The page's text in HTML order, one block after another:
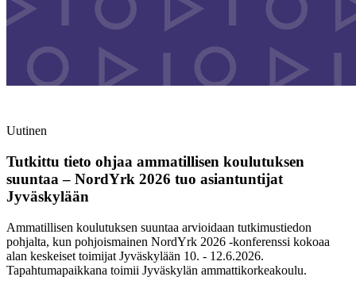
Uutinen
Tutkittu tieto ohjaa ammatillisen koulutuksen
suuntaa – NordYrk 2026 tuo asiantuntijat
Jyväskylään
Ammatillisen koulutuksen suuntaa arvioidaan tutkimustiedon
pohjalta, kun pohjoismainen NordYrk 2026 -konferenssi kokoaa
alan keskeiset toimijat Jyväskylään 10. - 12.6.2026.
Tapahtumapaikkana toimii Jyväskylän ammattikorkeakoulu.